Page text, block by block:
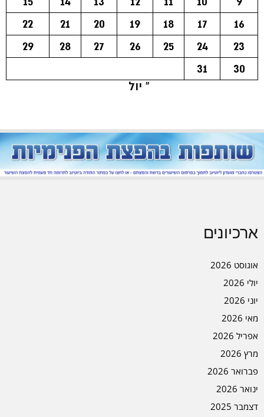
16
17
18
19
20
21
22
23
24
25
26
27
28
29
30
31
« יול
ארכיונים
אוגוסט 2026
יולי 2026
יוני 2026
מאי 2026
אפריל 2026
מרץ 2026
פברואר 2026
ינואר 2026
דצמבר 2025